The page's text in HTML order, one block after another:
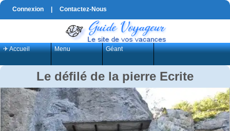
Connexion Contactez-Nous
✈ Accueil Menu Géant
Le défilé de la pierre Ecrite